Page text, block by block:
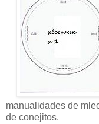
manualidades de
de conejitos.